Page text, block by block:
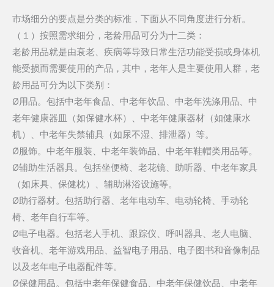
市场细分的要点是分类的标准，下面从不同角度进行分析。
（１）按照需求细分，老龄用品可分为十二类：
老龄用品就是由衰老、疾病等导致日常生活功能受损或身体机
能受损而需要使用的产品，其中，老年人是主要使用人群，老
龄用品可分为以下类别：
Ø用品。包括中老年食品、中老年饮品、中老年洗涤用品、中
老年健康器皿（如保健水杯）、中老年健康器材（如健康水
机）、中老年失禁辅具（如尿不湿、排泄器）等。
Ø服饰。中老年服装、中老年装饰品、中老年鞋帽类用品等。
Ø辅助生活器具。包括坐便椅、老花镜、助听器、中老年家具
（如床具、保健枕）、辅助淋浴设施等。
Ø助行器材。包括助行器、老年电动车、电动轮椅、手动轮
椅、老年自行车等。
Ø电子电器。包括老人手机、跟踪仪、呼叫器具、老人电脑、
收音机、老年游戏用品、益智电子用品、电子图书和音像制品
以及老年电子电器配件等。
Ø保健用品。包括中老年保健食品、中老年保健饮品、中老年